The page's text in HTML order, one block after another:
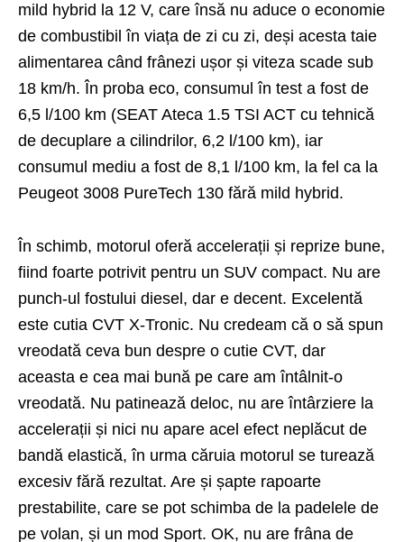
mild hybrid la 12 V, care însă nu aduce o economie
de combustibil în viața de zi cu zi, deși acesta taie
alimentarea când frânezi ușor și viteza scade sub
18 km/h. În proba eco, consumul în test a fost de
6,5 l/100 km (SEAT Ateca 1.5 TSI ACT cu tehnică
de decuplare a cilindrilor, 6,2 l/100 km), iar
consumul mediu a fost de 8,1 l/100 km, la fel ca la
Peugeot 3008 PureTech 130 fără mild hybrid.
În schimb, motorul oferă accelerații și reprize bune,
fiind foarte potrivit pentru un SUV compact. Nu are
punch-ul fostului diesel, dar e decent. Excelentă
este cutia CVT X-Tronic. Nu credeam că o să spun
vreodată ceva bun de­spre o cutie CVT, dar
aceasta e cea mai bună pe care am întâlnit-o
vreodată. Nu patinează deloc, nu are întârziere la
accelerații și nici nu apare acel efect neplăcut de
bandă elastică, în urma căruia motorul se turează
excesiv fără rezultat. Are și șapte rapoarte
prestabilite, care se pot schimba de la padelele de
pe volan, și un mod Sport. OK, nu are frâna de